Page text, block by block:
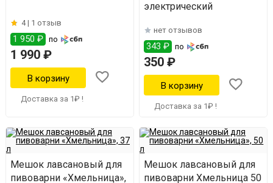
4 | 1 отзыв
1 950 ₽ по
1 990 ₽
Доставка за 1₽ !
электрический
нет отзывов
343 ₽ по
350 ₽
Доставка за 1₽ !
Мешок лавсановый для
пивоварни «Хмельница»,
Мешок лавсановый для
пивоварни Хмельница 50